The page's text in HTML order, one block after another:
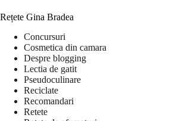
Rețete Gina Bradea
Concursuri
Cosmetica din camara
Despre blogging
Lectia de gatit
Pseudoculinare
Reciclate
Recomandari
Retete